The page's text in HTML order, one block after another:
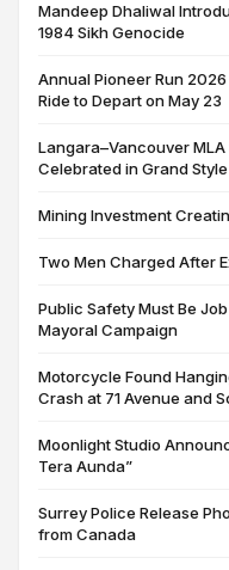
Mandeep Dhaliwal
1984 Sikh Genocide
Annual Pioneer Run
Ride to Depart on May 23
Langara–Vancouver MLA
Celebrated in Grand
Mining Investment
Two Men Charged After
Public Safety Must Be
Mayoral Campaign
Motorcycle Found
Crash at 71 Avenue and
Moonlight Studio
Tera Aunda”
Surrey Police Release
from Canada